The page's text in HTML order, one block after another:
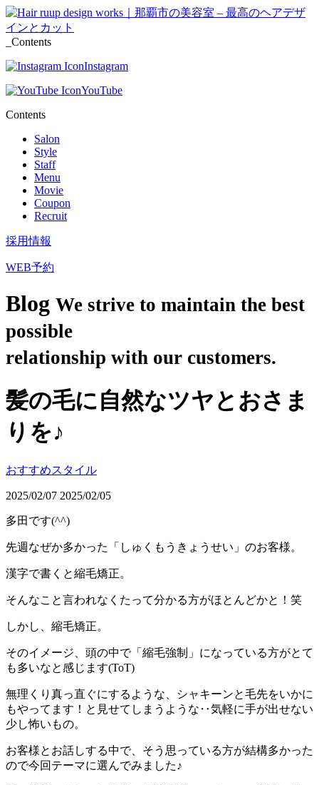
_Contents
Instagram
YouTube
Contents
Salon
Style
Staff
Menu
Movie
Coupon
Recruit
採用情報
WEB予約
Blog We strive to maintain the best
possible
relationship with our customers.
髪の毛に自然なツヤとおさま
りを♪
おすすめスタイル
2025/02/07 2025/02/05
多田です(^^)
先週なぜか多かった「しゅくもうきょうせい」のお客様。
漢字で書くと縮毛矯正。
そんなこと言われなくたって分かる方がほとんどかと！笑
しかし、縮毛矯正。
そのイメージ、頭の中で「縮毛強制」になっている方がとて
も多いなと感じます(ToT)
無理くり真っ直ぐにするような、シャキーンと毛先をいかに
もやってます！と見せてしまうような‥気軽に手が出せない
少し怖いもの。
お客様とお話しする中で、そう思っている方が結構多かった
ので今回テーマに選んでみました♪